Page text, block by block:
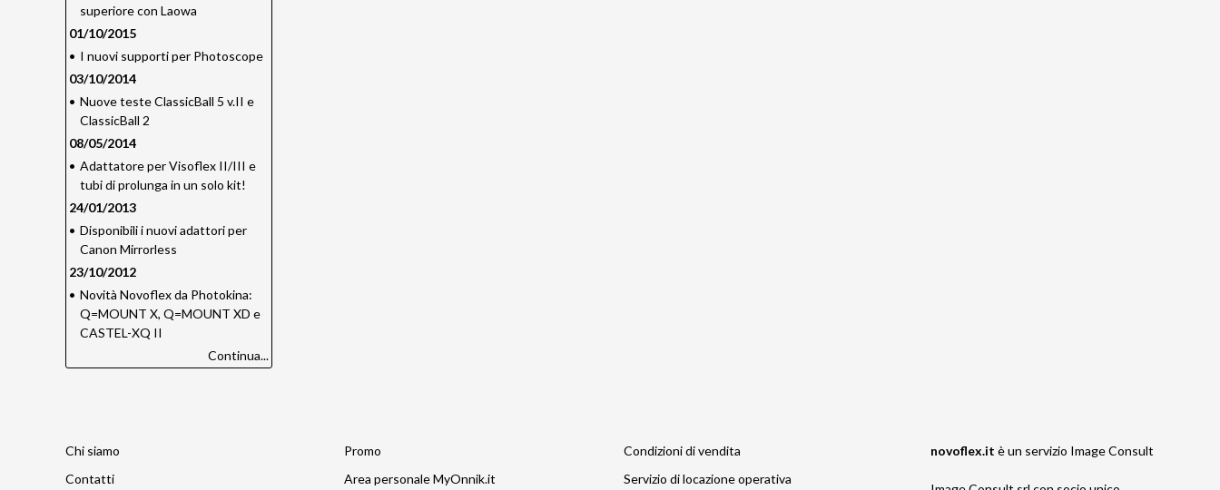
superiore con Laowa
01/10/2015
• I nuovi supporti per Photoscope
03/10/2014
• Nuove teste ClassicBall 5 v.II e
ClassicBall 2
08/05/2014
• Adattatore per Visoflex II/III e
tubi di prolunga in un solo kit!
24/01/2013
• Disponibili i nuovi adattori per
Canon Mirrorless
23/10/2012
• Novità Novoflex da Photokina:
Q=MOUNT X, Q=MOUNT XD e
CASTEL-XQ II
Continua...
Chi siamo
Contatti
Promo
Area personale MyOnnik.it
Condizioni di vendita
Servizio di locazione operativa
novoflex.it è un servizio Image Consult